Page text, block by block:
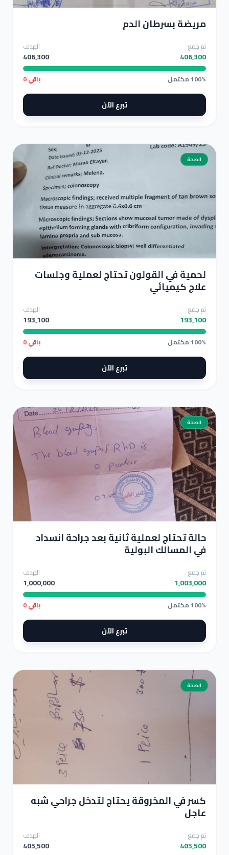
مريضة بسرطان الدم
تم جمع
406,300
الهدف
406,300
100% مكتمل باقي 0
تبرع الآن
الصحة
لحمية في القولون تحتاج لعملية وجلسات
علاج كيميائي
تم جمع
193,100
الهدف
193,100
100% مكتمل باقي 0
تبرع الآن
الصحة
حالة تحتاج لعملية ثانية بعد جراحة انسداد
في المسالك البولية
تم جمع
1,003,000
الهدف
1,000,000
100% مكتمل باقي 0
تبرع الآن
الصحة
كسر في المخروقة يحتاج لتدخل جراحي شبه
عاجل
تم جمع
405,500
الهدف
405,500